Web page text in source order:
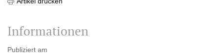
Informationen
Publiziert am